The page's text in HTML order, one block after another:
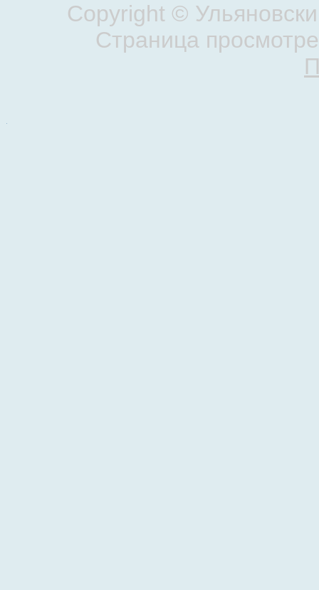
Copyright ©
Страница